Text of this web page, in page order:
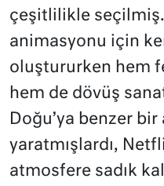
çeşitlilikle seçilmiş.
animasyonu için
oluştururken hem
hem de dövüş
Doğu’ya benzer
yaratmışlardı,
atmosfere sadık